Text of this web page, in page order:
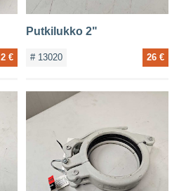
2 €
Putkilukko 2"
# 13020 26 €